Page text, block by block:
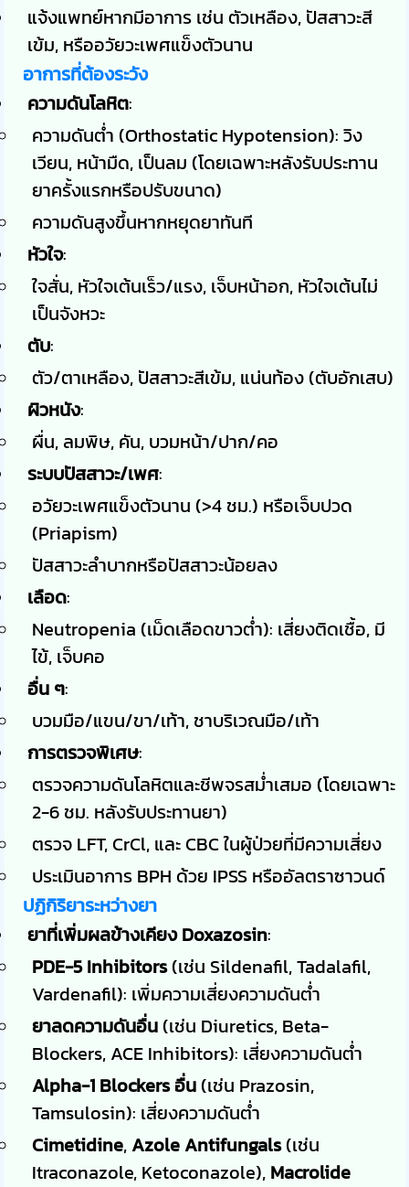
แจ้งแพทย์หากมีอาการ เช่น ตัวเหลือง, ปัสสาวะสี
เข้ม, หรืออวัยวะเพศแข็งตัวนาน
อาการที่ต้องระวัง
ความดันโลหิต:
ความดันต่ำ (Orthostatic Hypotension): วิง
เวียน, หน้ามืด, เป็นลม (โดยเฉพาะหลังรับประทาน
ยาครั้งแรกหรือปรับขนาด)
ความดันสูงขึ้นหากหยุดยาทันที
หัวใจ:
ใจสั่น, หัวใจเต้นเร็ว/แรง, เจ็บหน้าอก, หัวใจเต้นไม่
เป็นจังหวะ
ตับ:
ตัว/ตาเหลือง, ปัสสาวะสีเข้ม, แน่นท้อง (ตับอักเสบ)
ผิวหนัง:
ผื่น, ลมพิษ, คัน, บวมหน้า/ปาก/คอ
ระบบปัสสาวะ/เพศ:
อวัยวะเพศแข็งตัวนาน (>4 ชม.) หรือเจ็บปวด
(Priapism)
ปัสสาวะลำบากหรือปัสสาวะน้อยลง
เลือด:
Neutropenia (เม็ดเลือดขาวต่ำ): เสี่ยงติดเชื้อ, มี
ไข้, เจ็บคอ
อื่น ๆ:
บวมมือ/แขน/ขา/เท้า, ชาบริเวณมือ/เท้า
การตรวจพิเศษ:
ตรวจความดันโลหิตและชีพจรสม่ำเสมอ (โดยเฉพาะ
2-6 ชม. หลังรับประทานยา)
ตรวจ LFT, CrCl, และ CBC ในผู้ป่วยที่มีความเสี่ยง
ประเมินอาการ BPH ด้วย IPSS หรืออัลตราซาวนด์
ปฏิกิริยาระหว่างยา
ยาที่เพิ่มผลข้างเคียง Doxazosin:
PDE-5 Inhibitors(เช่น Sildenafil, Tadalafil,
Vardenafil): เพิ่มความเสี่ยงความดันต่ำ
ยาลดความดันอื่น(เช่น Diuretics, Beta-
Blockers, ACE Inhibitors): เสี่ยงความดันต่ำ
Alpha-1 Blockers อื่น(เช่น Prazosin,
Tamsulosin): เสี่ยงความดันต่ำ
Cimetidine,Azole Antifungals(เช่น
Itraconazole, Ketoconazole), Macrolide